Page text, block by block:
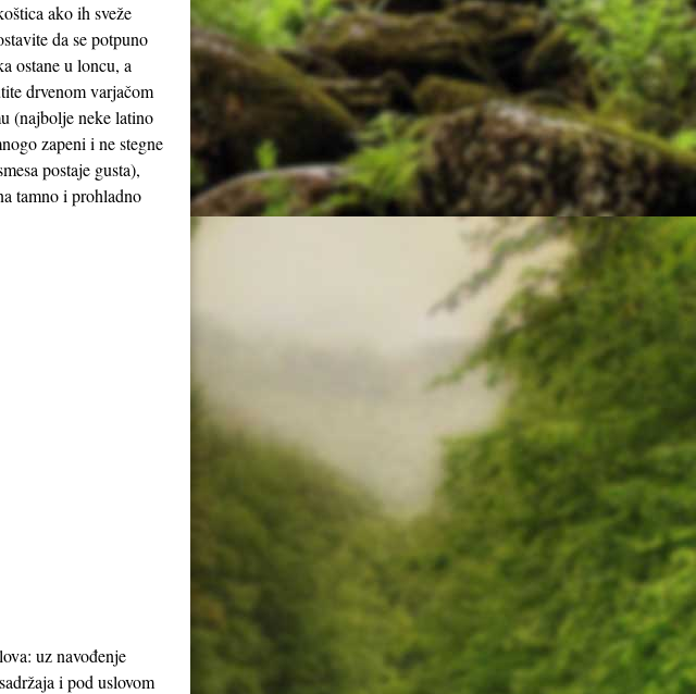
ako ih sveže
da se potpuno
ostane u loncu, a
drvenom varjačom
(najbolje neke latino
zapeni i ne stegne
postaje gusta),
tamno i prohladno
uz navođenje
i pod uslovom